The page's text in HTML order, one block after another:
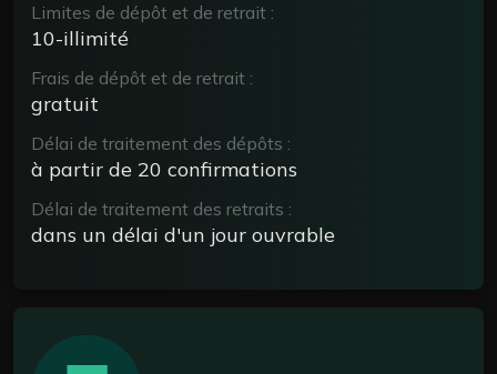
Limites de dépôt et de retrait :
10-illimité
Frais de dépôt et de retrait :
gratuit
Délai de traitement des dépôts :
à partir de 20 confirmations
Délai de traitement des retraits :
dans un délai d'un jour ouvrable